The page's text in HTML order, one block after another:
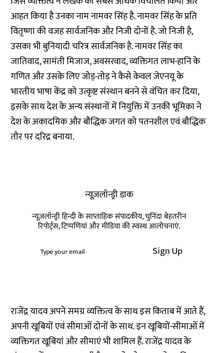
आहत किया है उनका नाम नामवर सिंह है. नामवर सिंह के प्रति
वितृष्णा की वजह सार्वजनिक और निजी दोनों है. जो निजी है,
उसका भी बुनियादी चरित्र सार्वजनिक है. नामवर सिंह का
जातिवाद, सामंती मिजाज, अवसरवाद, व्यक्तिगत लाभ-हानि के
गणित और उसके लिए जोड़-तोड़ ने कैसे केवल जेएनयू के
भारतीय भाषा केंद्र को उत्कृष्ट संस्थान बनने से वंचित कर दिया,
इसके साथ देश के अन्य संस्थानों में नियुक्ति में उनकी भूमिका ने
देश के अकादमिक और बौद्धिक जगत को पतनशील एवं बौद्धिक
तौर पर दरिद्र बनाया.
न्यूज़लॉन्ड्री डाक
न्यूज़लॉन्ड्री हिन्दी के साप्ताहिक संपादकीय, चुनिंदा बेहतरीन
रिपोर्ट्स, टिप्पणियां और मीडिया की स्वस्थ आलोचनाएं.
Sign Up
राजेंद्र यादव अपने समग्र व्यक्तित्व के साथ इस किताब में आते हैं,
अपनी खूबियों एवं सीमाओं दोनों के साथ. इन खूबियों-सीमाओं में
व्यक्तिगत खूबियां और सीमाएं भी शामिल हैं. राजेंद्र यादव के